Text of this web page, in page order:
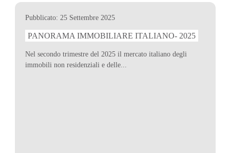
Pubblicato: 25 Settembre 2025
PANORAMA IMMOBILIARE ITALIANO- 2025
Nel secondo trimestre del 2025 il mercato italiano degli
immobili non residenziali e delle...